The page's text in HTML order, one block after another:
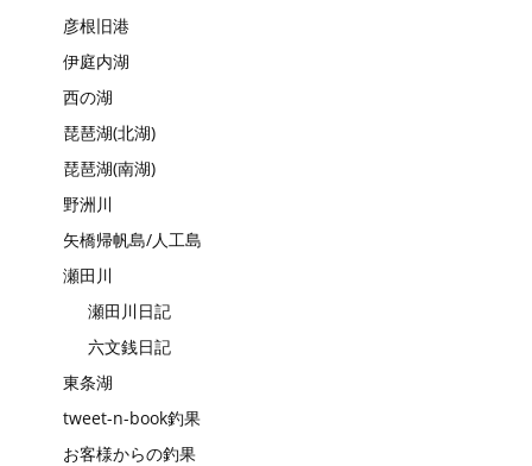
彦根旧港
伊庭内湖
西の湖
琵琶湖(北湖)
琵琶湖(南湖)
野洲川
矢橋帰帆島/人工島
瀬田川
瀬田川日記
六文銭日記
東条湖
tweet-n-book釣果
お客様からの釣果